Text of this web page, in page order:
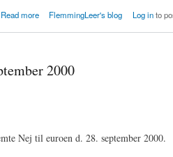
Read moregælder for danskere
FlemmingLeer's blog Log into
2000
Nej til euroen d. 28. september 2000.